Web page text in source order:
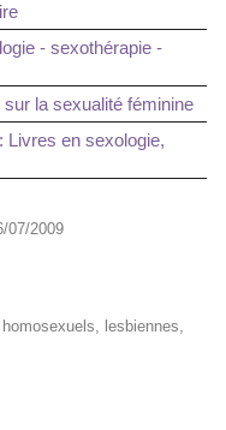
- sexothérapie -
la sexualité féminine
Livres en sexologie,
07/2009
homosexuels, lesbiennes,